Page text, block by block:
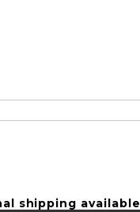
shipping available